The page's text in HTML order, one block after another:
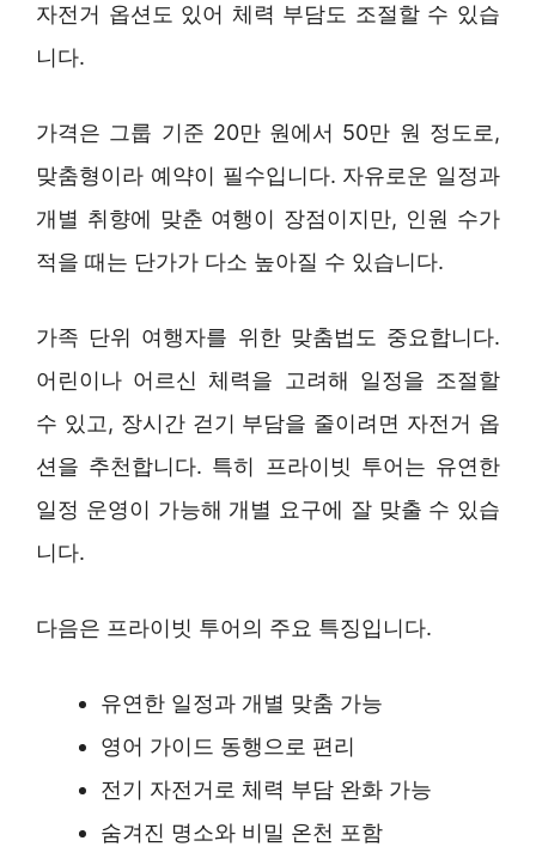
자전거 옵션도 있어 체력 부담도 조절할 수 있습
니다.
가격은 그룹 기준 20만 원에서 50만 원 정도로,
맞춤형이라 예약이 필수입니다. 자유로운 일정과
개별 취향에 맞춘 여행이 장점이지만, 인원 수가
적을 때는 단가가 다소 높아질 수 있습니다.
가족 단위 여행자를 위한 맞춤법도 중요합니다.
어린이나 어르신 체력을 고려해 일정을 조절할
수 있고, 장시간 걷기 부담을 줄이려면 자전거 옵
션을 추천합니다. 특히 프라이빗 투어는 유연한
일정 운영이 가능해 개별 요구에 잘 맞출 수 있습
니다.
다음은 프라이빗 투어의 주요 특징입니다.
유연한 일정과 개별 맞춤 가능
영어 가이드 동행으로 편리
전기 자전거로 체력 부담 완화 가능
숨겨진 명소와 비밀 온천 포함